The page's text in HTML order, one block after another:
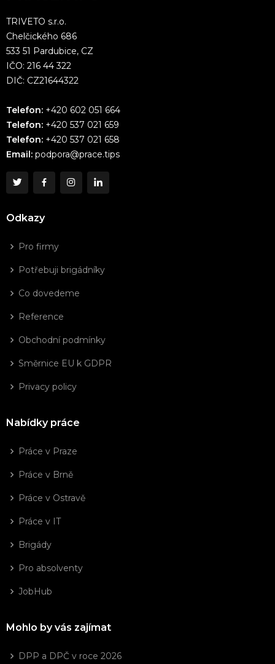
TRIVETO s.r.o.
Chelčického 686
533 51 Pardubice, CZ
IČO: 216 44 322
DIČ: CZ21644322
Telefon: +420 602 051 664
Telefon: +420 537 021 659
Telefon: +420 537 021 658
Email: podpora@prace.tips
Odkazy
Pro firmy
Potřebuji brigádníky
Co dovedeme
Reference
Obchodní podmínky
Směrnice EU k GDPR
Privacy policy
Nabídky práce
Práce v Praze
Práce v Brně
Práce v Ostravě
Práce v IT
Brigády
Pro absolventy
JobHub
Mohlo by vás zajímat
DPP a DPČ v roce 2026